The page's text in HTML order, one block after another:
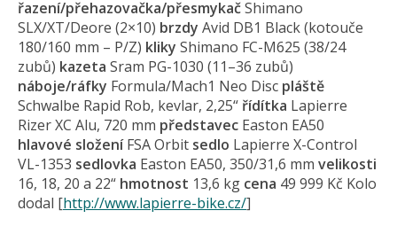
řazení/přehazo­vačka/přesmykačShimano
SLX/XT/Deore (2×10) brzdy Avid DB1 Black (kotouče
180/160 mm – P/Z) kliky Shimano FC-M625 (38/24
zubů) kazeta Sram PG-1030 (11–36 zubů)
náboje/ráfky Formula/Mach1 Neo Disc pláště
Schwalbe Rapid Rob, kevlar, 2,25“ řídítka Lapierre
Rizer XC Alu, 720 mm představec Easton EA50
hlavové složeníFSA Orbit sedlo Lapierre X-Control
VL-1353 sedlovka Easton EA50, 350/31,6 mm velikosti
16, 18, 20 a 22“ hmotnost 13,6 kg cena 49 999 Kč Kolo
dodal [http://www.lapierre-bike.cz/]